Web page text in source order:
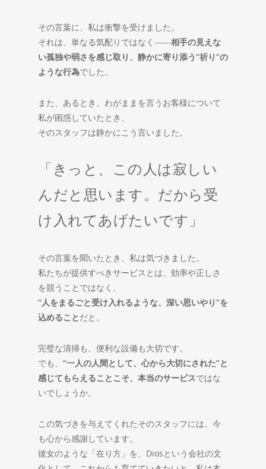
その言葉に、私は衝撃を受けました。
それは、単なる気配りではなく――相手の見えな
い孤独や弱さを感じ取り、静かに寄り添う“祈り”の
ような行為でした。
また、あるとき、わがままを言うお客様について
私が困惑していたとき、
そのスタッフは静かにこう言いました。
「きっと、この人は寂しい
んだと思います。だから受
け入れてあげたいです」
その言葉を聞いたとき、私は気づきました。
私たちが提供すべきサービスとは、効率や正しさ
を競うことではなく、
“人をまるごと受け入れるような、深い思いやり”を
込めることだと。
完璧な清掃も、便利な設備も大切です。
でも、 “一人の人間として、心から大切にされた”と
感じてもらえることこそ、本当のサービスではな
いでしょうか。
この気づきを与えてくれたそのスタッフには、今
も心から感謝しています。
彼女のような「在り方」を、Diosという会社の文